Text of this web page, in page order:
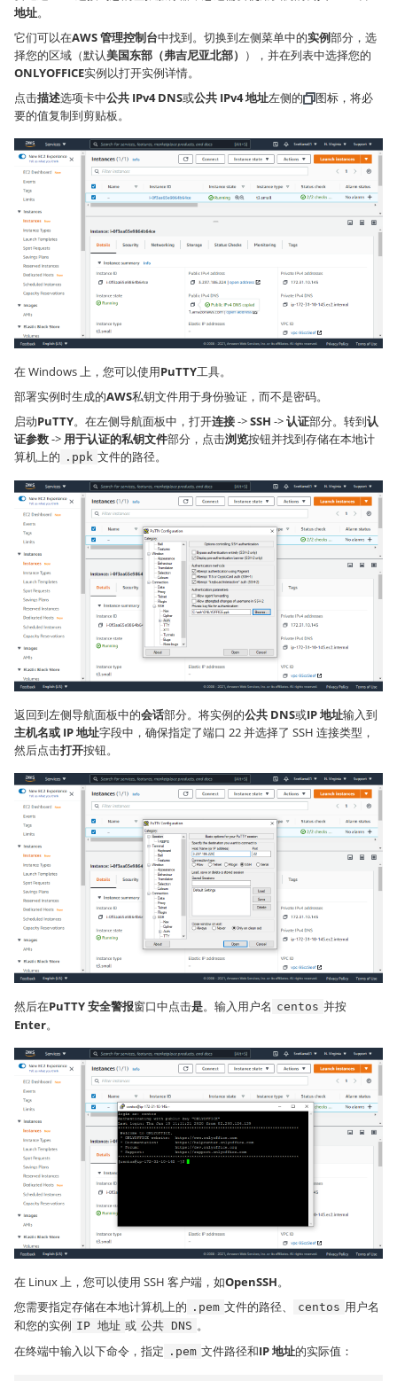
地址。
它们可以在AWS 管理控制台中找到。切换到左侧菜单中的实例部分，选
择您的区域（默认美国东部（弗吉尼亚北部） ），并在列表中选择您的
ONLYOFFICE实例以打开实例详情。
点击描述选项卡中公共 IPv4 DNS或公共 IPv4 地址左侧的
图标，将必
要的值复制到剪贴板。
在 Windows 上，您可以使用PuTTY工具。
部署实例时生成的AWS私钥文件用于身份验证，而不是密码。
启动PuTTY。在左侧导航面板中，打开连接->SSH ->认证部分。转到认
证参数-> 用于认证的私钥文件部分，点击浏览按钮并找到存储在本地计
算机上的 .ppk 文件的路径。
返回到左侧导航面板中的会话部分。将实例的公共 DNS或IP 地址输入到
主机名或 IP 地址字段中，确保指定了端口 22 并选择了 SSH 连接类型，
然后点击打开按钮。
然后在PuTTY 安全警报窗口中点击是。输入用户名 centos 并按
Enter。
在 Linux 上，您可以使用 SSH 客户端，如OpenSSH。
您需要指定存储在本地计算机上的 .pem 文件的路径、 centos 用户名
和您的实例 IP 地址 或 公共 DNS 。
在终端中输入以下命令，指定 .pem 文件路径和IP 地址的实际值：